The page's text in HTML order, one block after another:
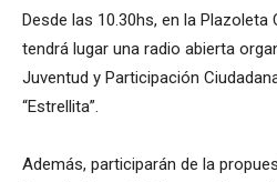
Desde las 10.30hs, en la Plazoleta
tendrá lugar una radio abierta
Juventud y Participación
“Estrellita”.
Además, participarán de la